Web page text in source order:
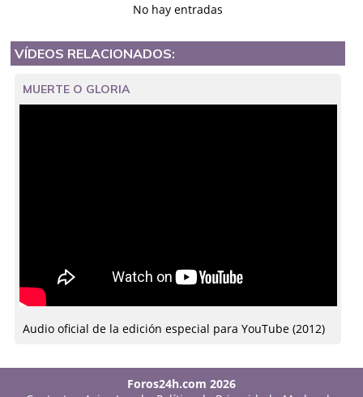
No hay entradas
VÍDEOS RELACIONADOS:
MUERTE O GLORIA
Audio oficial de la edición especial para YouTube (2012)
Foros24h.com 2026